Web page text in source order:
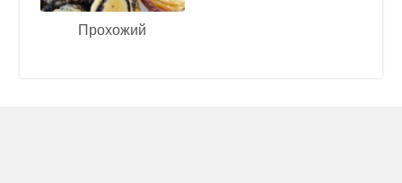
Прохожий